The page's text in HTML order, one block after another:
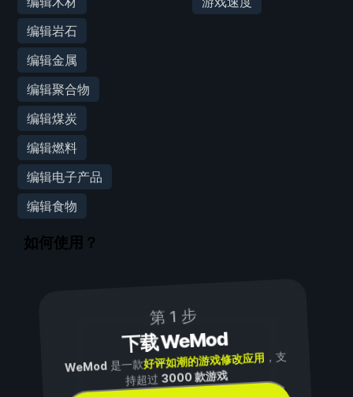
编辑岩石
编辑金属
编辑聚合物
编辑煤炭
编辑燃料
编辑电子产品
编辑食物
如何使用？
第 1 步
下载 WeMod
WeMod是一款好评如潮的游戏修改应用 ，支
持超过3000 款游戏